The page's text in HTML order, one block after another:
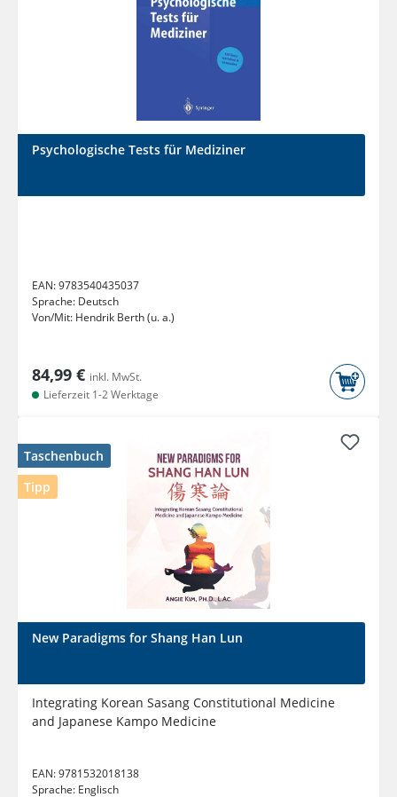
Psychologische Tests für Mediziner
EAN:9783540435037
Sprache: Deutsch
Von/Mit: Hendrik Berth (u. a.)
84,99 € inkl. MwSt.
Lieferzeit 1-2 Werktage
Taschenbuch
Tipp
New Paradigms for Shang Han Lun
Integrating Korean Sasang Constitutional Medicine
and Japanese Kampo Medicine
EAN:9781532018138
Sprache: Englisch